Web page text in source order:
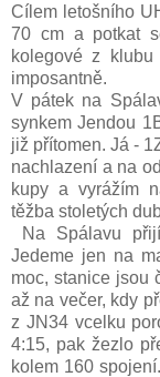
Cílem letošního
70 cm a potkat
kolegové z
imposantně.
V pátek na
synkem Jendou
již přítomen. Já -
nachlazení a na
kupy a vyrážím
těžba stoletých
Na Spálavu
Jedeme jen na
moc, stanice jsou
až na večer, kdy
z JN34 vcelku
4:15, pak žezlo
kolem 160